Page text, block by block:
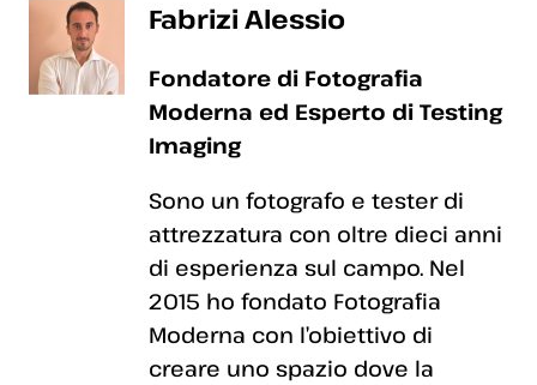
Fabrizi Alessio
Fondatore di Fotografia
Moderna ed Esperto di Testing
Imaging
Sono un fotografo e tester di
attrezzatura con oltre dieci anni
di esperienza sul campo. Nel
2015 ho fondato Fotografia
Moderna con l’obiettivo di
creare uno spazio dove la